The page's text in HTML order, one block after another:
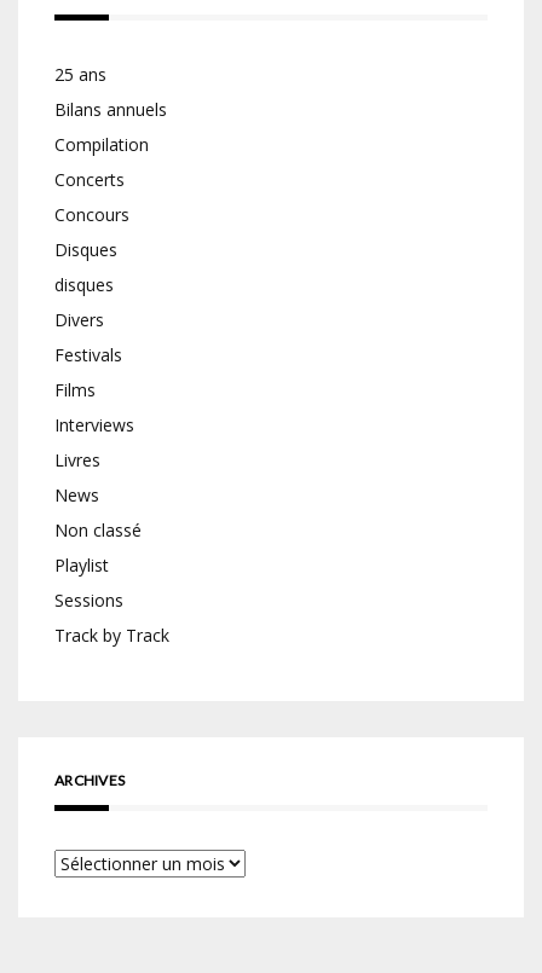
25 ans
Bilans annuels
Compilation
Concerts
Concours
Disques
disques
Divers
Festivals
Films
Interviews
Livres
News
Non classé
Playlist
Sessions
Track by Track
ARCHIVES
Archives